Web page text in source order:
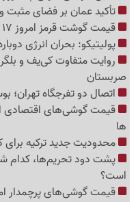
تأکید عمان بر فضای مثبت
قیمت گوشت قرمز امروز 17 مرداد 1405 + جدول قیمت ها
پولیتیکو: بحران انرژی
روایت متفاوت کی‌یف و
صربستان
اتصال دو تفرجگاه تهران؛
ها
محدودیت جدید ترکیه
پشت دود تحریم‌ها،
است؟
قیمت گوشی‌های پرچمدار امروز شنبه 17